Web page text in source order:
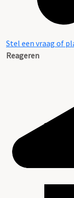
Stel een vraag of
Reageren